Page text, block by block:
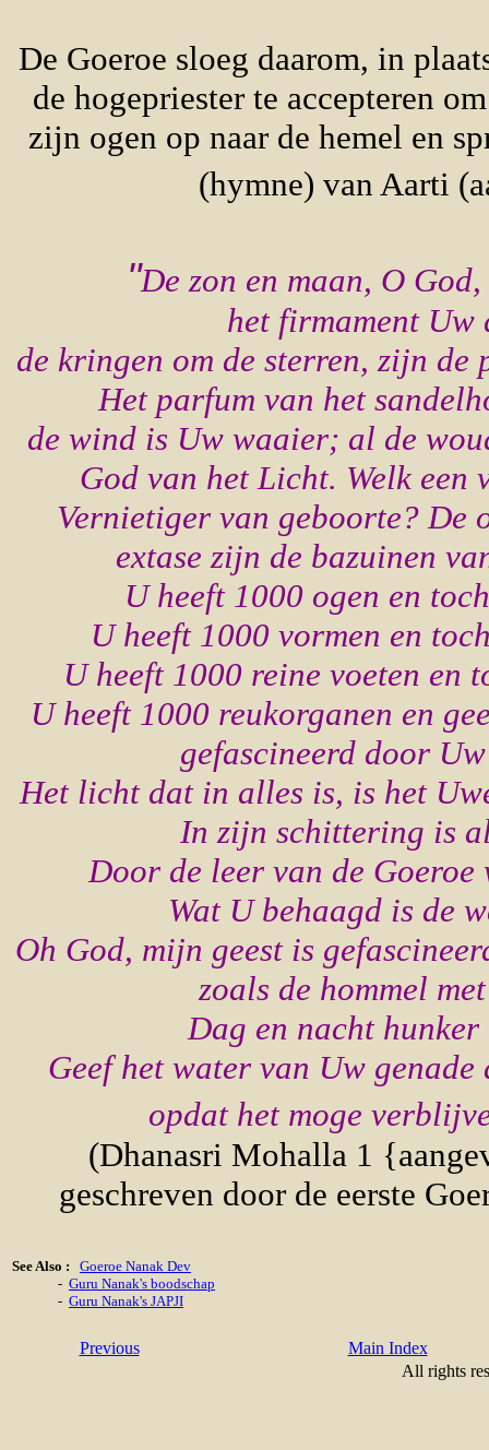
De Goeroe sloeg daarom, in
de hogepriester te accepteren
zijn ogen op naar de hemel en
(hymne) van Aarti
"De zon en maan, O
het firmament Uw
de kringen om de sterren, zijn de
Het parfum van het
de wind is Uw waaier; al de
God van het Licht. Welk
Vernietiger van geboorte? De
extase zijn de bazuinen
U heeft 1000 ogen en
U heeft 1000 vormen en
U heeft 1000 reine voeten en
U heeft 1000 reukorganen en
gefascineerd door
Het licht dat in alles is, is het
In zijn schittering is
Door de leer van de
Wat U behaagd is de
Oh God, mijn geest is
zoals de hommel
Dag en nacht
Geef het water van Uw
opdat het moge
(Dhanasri Mohalla 1
geschreven door de eerste
See Also :
Goeroe Nanak Dev
- Guru Nanak's boodschap
- Guru Nanak's JAPJI
Previous
Main Index
All rights